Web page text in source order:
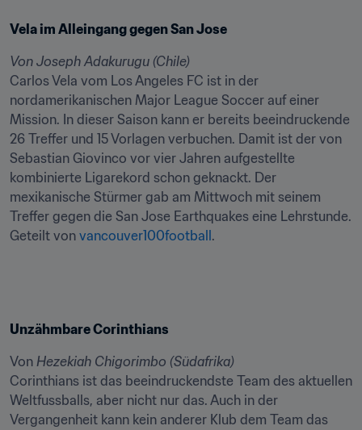
Vela im Alleingang gegen San Jose
Von Joseph Adakurugu (Chile)
Carlos Vela vom Los Angeles FC ist in der
nordamerikanischen Major League Soccer auf einer
Mission. In dieser Saison kann er bereits beeindruckende
26 Treffer und 15 Vorlagen verbuchen. Damit ist der von
Sebastian Giovinco vor vier Jahren aufgestellte
kombinierte Ligarekord schon geknackt. Der
mexikanische Stürmer gab am Mittwoch mit seinem
Treffer gegen die San Jose Earthquakes eine Lehrstunde.
Geteilt von vancouver100football .
Unzähmbare Corinthians
Von Hezekiah Chigorimbo (Südafrika)
Corinthians ist das beeindruckendste Team des aktuellen
Weltfussballs, aber nicht nur das. Auch in der
Vergangenheit kann kein anderer Klub dem Team das